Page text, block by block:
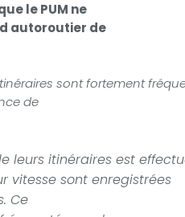
le PUM ne
autoroutier de
sont fortement
de
leurs itinéraires est
vitesse sont enregistrées
Ce